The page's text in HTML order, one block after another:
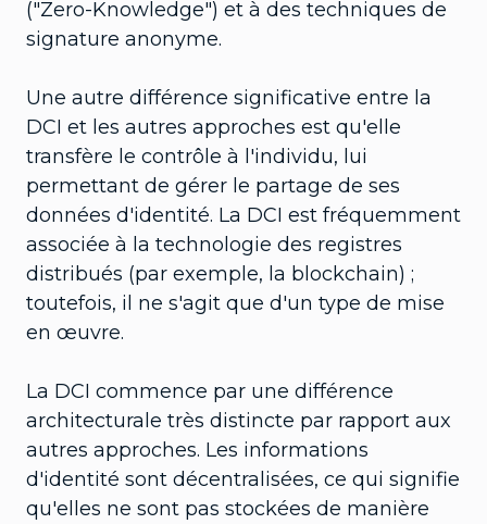
("Zero-Knowledge") et à des techniques de
signature anonyme.
Une autre différence significative entre la
DCI et les autres approches est qu'elle
transfère le contrôle à l'individu, lui
permettant de gérer le partage de ses
données d'identité. La DCI est fréquemment
associée à la technologie des registres
distribués (par exemple, la blockchain) ;
toutefois, il ne s'agit que d'un type de mise
en œuvre.
La DCI commence par une différence
architecturale très distincte par rapport aux
autres approches. Les informations
d'identité sont décentralisées, ce qui signifie
qu'elles ne sont pas stockées de manière